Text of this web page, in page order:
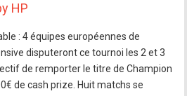
HP
: 4 équipes européennes de
disputeront ce tournoi les 2 et 3
de remporter le titre de Champion
de cash prize. Huit matchs se